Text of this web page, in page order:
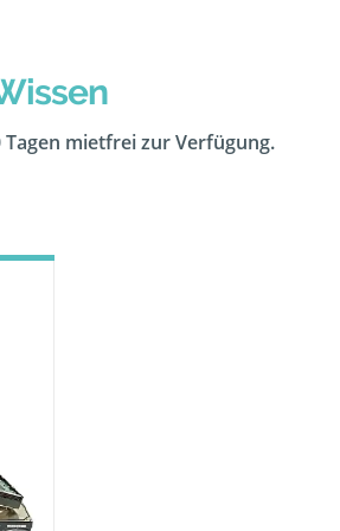
mietfrei zur Verfügung.